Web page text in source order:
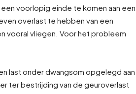
voorlopig einde te komen aan een
overlast te hebben van een
vooral vliegen. Voor het probleem
last onder dwangsom opgelegd aan
ter bestrijding van de geuroverlast